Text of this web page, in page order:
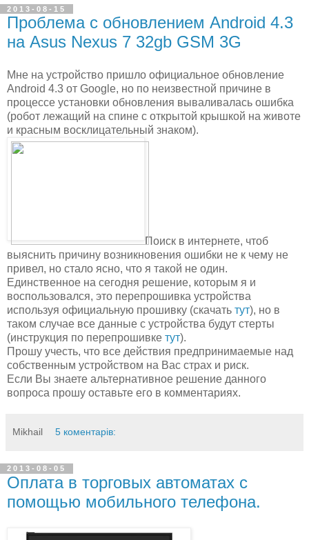
2013-08-15
Проблема с обновлением Android 4.3
на Asus Nexus 7 32gb GSM 3G
Мне на устройство пришло официальное обновление
Android 4.3 от Google, но по неизвестной причине в
процессе установки обновления вываливалась ошибка
(робот лежащий на спине с открытой крышкой на животе
и красным восклицательный знаком).
Поиск в интернете, чтоб
выяснить причину возникновения ошибки не к чему не
привел, но стало ясно, что я такой не один.
Единственное на сегодня решение, которым я и
воспользовался, это перепрошивка устройства
используя официальную прошивку (скачать тут), но в
таком случае все данные с устройства будут стерты
(инструкция по перепрошивке тут).
Прошу учесть, что все действия предпринимаемые над
собственным устройством на Вас страх и риск.
Если Вы знаете альтернативное решение данного
вопроса прошу оставьте его в комментариях.
Mikhail 5 коментарів:
2013-08-05
Оплата в торговых автоматах с
помощью мобильного телефона.